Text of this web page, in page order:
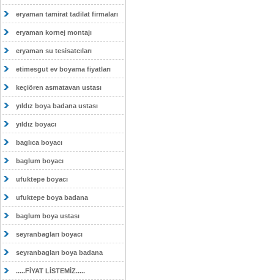
eryaman tamirat tadilat firmaları
eryaman kornej montajı
eryaman su tesisatcıları
etimesgut ev boyama fiyatları
keçiören asmatavan ustası
yıldız boya badana ustası
yıldız boyacı
baglıca boyacı
baglum boyacı
ufuktepe boyacı
ufuktepe boya badana
baglum boya ustası
seyranbagları boyacı
seyranbagları boya badana
.....FİYAT LİSTEMİZ.....